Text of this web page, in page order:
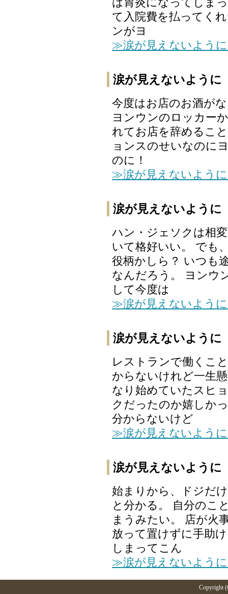
て入院費を払ってく
ンがヨ
≫涙が見えないよう
涙が見えないよう
今度はお店のお酒が
ヨンウンのロッカー
れてお店を辞めるこ
ョンスのせいなのに
のに！
≫涙が見えないよう
涙が見えないよう
ハン・ジェソクは相
いて格好いい。 でも
役柄かしら？ いつも
なんだろう。 ヨンウ
して今度は
≫涙が見えないよう
涙が見えないよう
レストランで働くこ
からないけれど一生
なり始めていたスヒ
クだったのか嬉しか
分からないけど
≫涙が見えないよう
涙が見えないよう
始まりから、ドジだ
と分かる。 自分のこ
まうみたい。 店が火
放って置けずに手助
しまってこん
≫涙が見えないよう
Copyright